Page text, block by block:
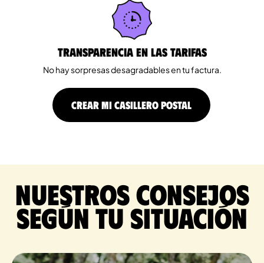
Transparencia en las tarifas
No hay sorpresas desagradables en tu factura.
CREAR MI CASILLERO POSTAL
Nuestros consejos
según tu situación